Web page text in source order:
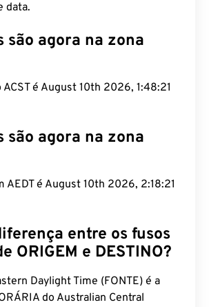
data.
são agora na zona
é August 10th 2026, 1:48:21
são agora na zona
AEDT é August 10th 2026, 2:18:21
entre os fusos
ORIGEM e DESTINO?
Daylight Time (FONTE) é a
do Australian Central